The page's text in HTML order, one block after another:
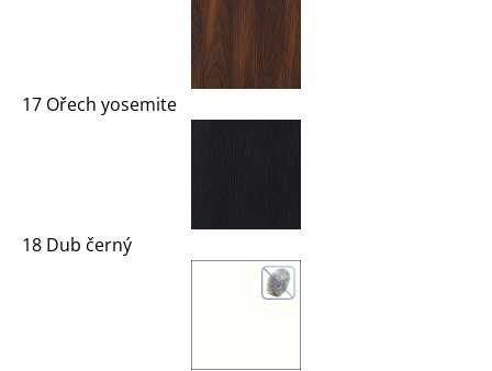
17 Ořech yosemite
18 Dub černý